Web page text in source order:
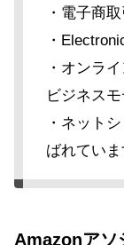
・電子商
・
・オンラ
ビジネス
・ネット
ばれていま
Amazonアソ